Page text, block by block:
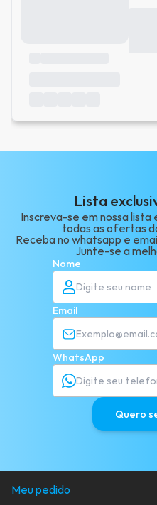
Lista
Inscreva-se em nossa
todas as ofertas
Receba no whatsapp e
Junte-se a
Nome
Email
WhatsApp
Quero
Meu pedido